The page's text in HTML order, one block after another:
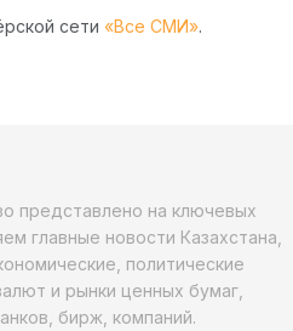
сети «Все СМИ».
представлено на ключевых
главные новости Казахстана,
политические
и рынки ценных бумаг,
бирж, компаний.